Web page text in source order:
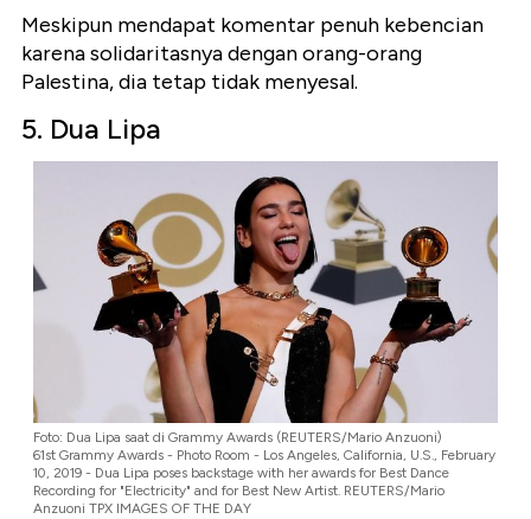
Meskipun mendapat komentar penuh kebencian
karena solidaritasnya dengan orang-orang
Palestina, dia tetap tidak menyesal.
5. Dua Lipa
Foto: Dua Lipa saat di Grammy Awards (REUTERS/Mario Anzuoni)
61st Grammy Awards - Photo Room - Los Angeles, California, U.S., February
10, 2019 - Dua Lipa poses backstage with her awards for Best Dance
Recording for "Electricity" and for Best New Artist. REUTERS/Mario
Anzuoni TPX IMAGES OF THE DAY